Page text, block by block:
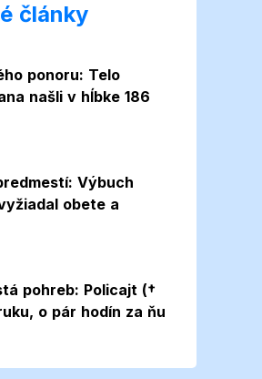
články
ponoru: Telo
našli v hĺbke 186
Výbuch
obete a
pohreb: Policajt (†
o pár hodín za ňu